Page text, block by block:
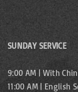
SUNDAY SERVICE
9:00 AM | With
11:00 AM | English